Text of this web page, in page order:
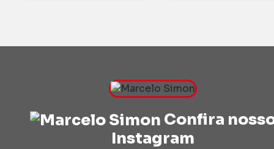
Confira
Instagram